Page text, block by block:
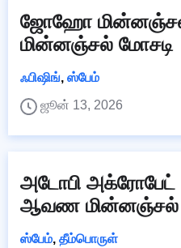
ஜோஹோ மின்னஞ்சல்
மின்னஞ்சல் மோசடி
ஃபிஷிங், ஸ்பேம்
ஜூன் 13, 2026
அடோபி அக்ரோபேட்
ஆவண மின்னஞ்சல்
ஸ்பேம், தீம்பொருள்